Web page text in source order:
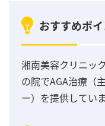
おすすめポ
湘南美容クリニッ
の院でAGA治療（
ー）を提供していま